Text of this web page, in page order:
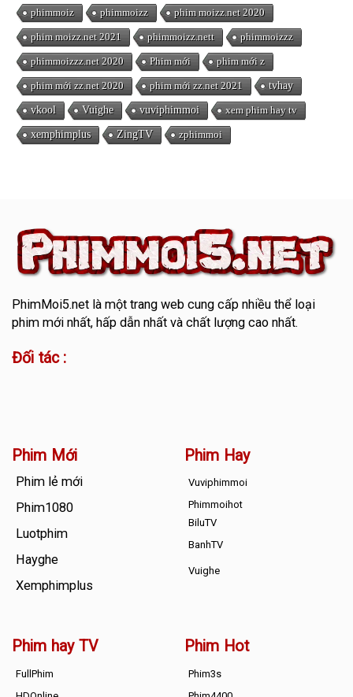
phimmoiz phimmoizz phim moizz.net 2020
phim moizz.net 2021 phimmoizz.nett phimmoizzz
phimmoizzz.net 2020 Phim mới phim mới z
phim mới zz.net 2020 phim mới zz.net 2021 tvhay
vkool Vuighe vuviphimmoi xem phim hay tv
xemphimplus ZingTV zphimmoi
PhimMoi5.netlà một trang web cung cấp nhiều thể loại
phim mới nhất, hấp dẫn nhất và chất lượng cao nhất.
Đối tác :
Phim Mới
Phim lẻ mới
Phim1080
Luotphim
Hayghe
Xemphimplus
Phim Hay
Vuviphimmoi
Phimmoihot
BiluTV
BanhTV
Vuighe
Phim hay TV
FullPhim
Phim Hot
Phim3s